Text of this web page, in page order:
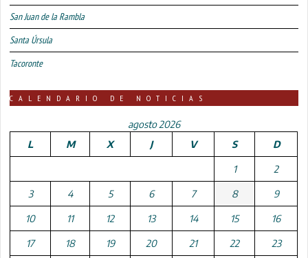
San Juan de la Rambla
Santa Úrsula
Tacoronte
CALENDARIO DE NOTICIAS
agosto 2026
L
M X J V S D
1 2
3 4 5 6 7 8 9
10 11 12 13 14 15 16
17 18 19 20 21 22 23